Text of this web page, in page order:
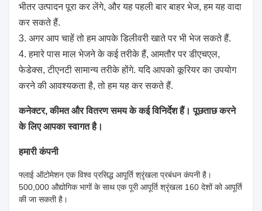
भीतर उत्पादन पूरा कर लेंगे, और यह पहली बार बाहर भेज, हम यह वादा
कर सकते हैं.
3. अगर आप चाहें तो हम आपके डिलीवरी खाते पर भी भेज सकते हैं.
4. हमारे पास माल भेजने के कई तरीके हैं, आमतौर पर डीएचएल,
फेडेक्स, टीएनटी सामान्य तरीके होंगे. यदि आपको कूरियर का उपयोग
करने की आवश्यकता है, तो हम यह कर सकते हैं.
कनेक्टर, कीमत और वितरण समय के कई विनिर्देश हैं। पूछताछ करने
के लिए आपका स्वागत है।
हमारी कंपनी
फ्लाई ऑटोमेशन एक विश्व प्रसिद्ध आपूर्ति श्रृंखला प्रबंधन कंपनी है।
500,000 औद्योगिक भागों के साथ एक पूरी आपूर्ति श्रृंखला 160 देशों को आपूर्ति
की जा सकती है।